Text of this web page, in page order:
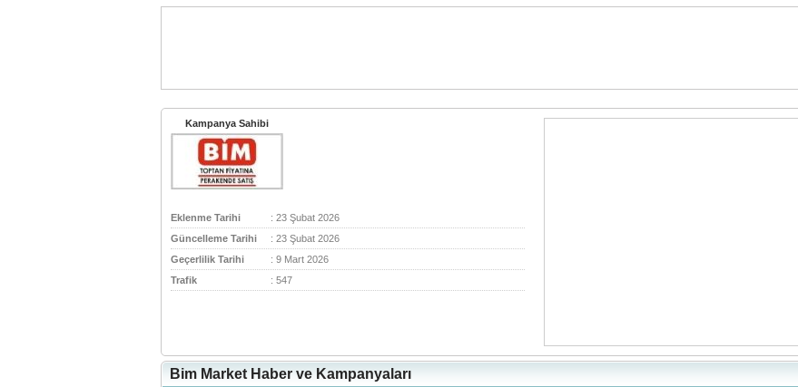
Kampanya Sahibi
Eklenme Tarihi
: 23 Şubat 2026
Güncelleme Tarihi
: 23 Şubat 2026
Geçerlilik Tarihi
: 9 Mart 2026
Trafik
: 547
Bim Market Haber ve Kampanyaları